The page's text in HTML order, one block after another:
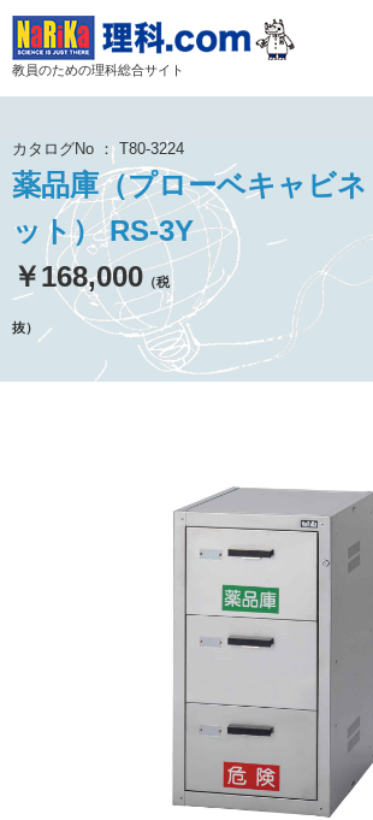
教員のための理科総合サイト
カタログNo ： T80-3224
薬品庫（プローベキャビネ
ット） RS-3Y
￥168,000 （税
抜）